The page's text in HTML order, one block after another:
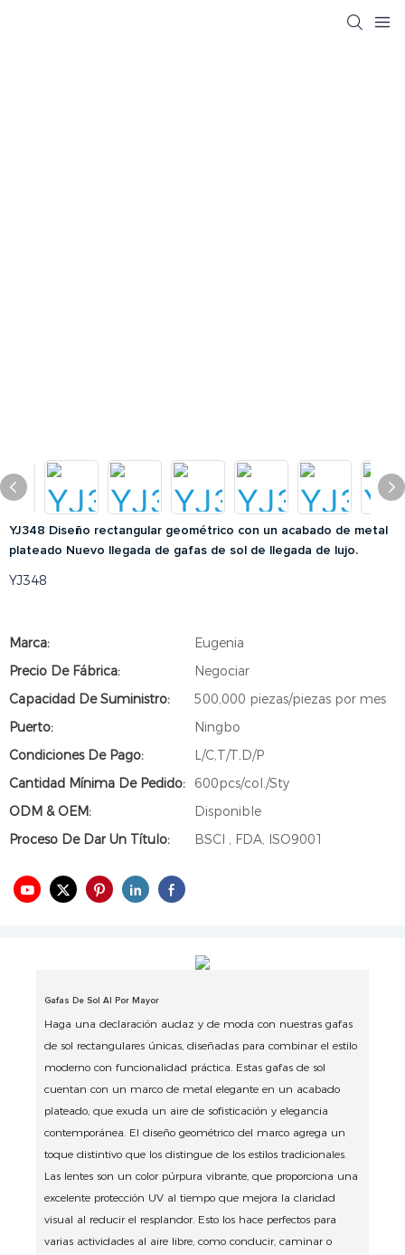
YJ348 Diseño rectangular geométrico con un acabado de metal
plateado Nuevo llegada de gafas de sol de llegada de lujo.
YJ348
Marca:
Eugenia
Precio De Fábrica:
Negociar
Capacidad De Suministro:
500,000 piezas/piezas por mes
Puerto:
Ningbo
Condiciones De Pago:
L/C,T/T,D/P
Cantidad Mínima De Pedido:
600pcs/col./Sty
ODM & OEM:
Disponible
Proceso De Dar Un Título:
BSCI , FDA, ISO9001
Gafas De Sol Al Por Mayor
Haga una declaración audaz y de moda con nuestras gafas
de sol rectangulares únicas, diseñadas para combinar el estilo
moderno con funcionalidad práctica. Estas gafas de sol
cuentan con un marco de metal elegante en un acabado
plateado, que exuda un aire de sofisticación y elegancia
contemporánea. El diseño geométrico del marco agrega un
toque distintivo que los distingue de los estilos tradicionales.
Las lentes son un color púrpura vibrante, que proporciona una
excelente protección UV al tiempo que mejora la claridad
visual al reducir el resplandor. Esto los hace perfectos para
varias actividades al aire libre, como conducir, caminar o